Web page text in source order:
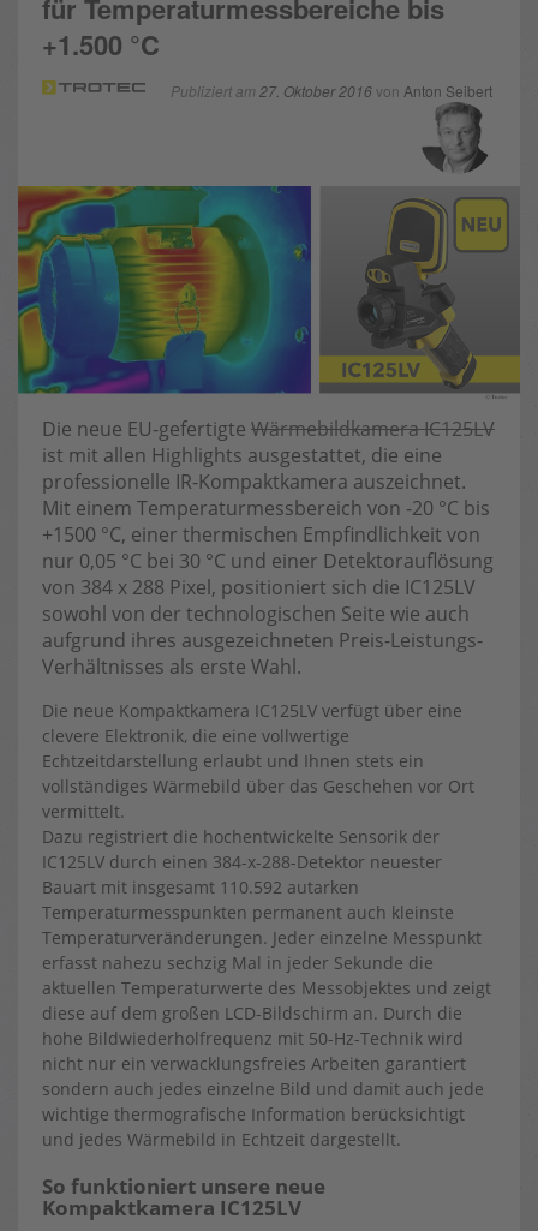
für Temperaturmessbereiche bis
+1.500 °C
Publiziert am 27. Oktober 2016von Anton Seibert
Die neue EU-gefertigte Wärmebildkamera IC125LV
ist mit allen Highlights ausgestattet, die eine
professionelle IR-Kompaktkamera auszeichnet.
Mit einem Temperaturmessbereich von -20 °C bis
+1500 °C, einer thermischen Empfindlichkeit von
nur 0,05 °C bei 30 °C und einer Detektorauflösung
von 384 x 288 Pixel, positioniert sich die IC125LV
sowohl von der technologischen Seite wie auch
aufgrund ihres ausgezeichneten Preis-Leistungs-
Verhältnisses als erste Wahl.
Die neue Kompaktkamera IC125LV verfügt über eine
clevere Elektronik, die eine vollwertige
Echtzeitdarstellung erlaubt und Ihnen stets ein
vollständiges Wärmebild über das Geschehen vor Ort
vermittelt.
Dazu registriert die hochentwickelte Sensorik der
IC125LV durch einen 384-x-288-Detektor neuester
Bauart mit insgesamt 110.592 autarken
Temperaturmesspunkten permanent auch kleinste
Temperaturveränderungen. Jeder einzelne Messpunkt
erfasst nahezu sechzig Mal in jeder Sekunde die
aktuellen Temperaturwerte des Messobjektes und zeigt
diese auf dem großen LCD-Bildschirm an. Durch die
hohe Bildwiederholfrequenz mit 50-Hz-Technik wird
nicht nur ein verwacklungsfreies Arbeiten garantiert
sondern auch jedes einzelne Bild und damit auch jede
wichtige thermografische Information berücksichtigt
und jedes Wärmebild in Echtzeit dargestellt.
So funktioniert unsere neue
Kompaktkamera IC125LV